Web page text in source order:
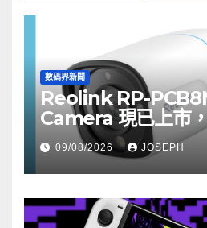
數碼界新聞
Reolink RP-
Camera 現已上市
HK$722
09/08/2026 JOSEPH